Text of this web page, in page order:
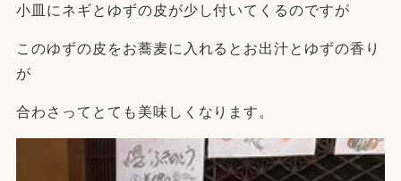
小皿にネギとゆずの皮が少し付いてくるのですが
このゆずの皮をお蕎麦に入れるとお出汁とゆずの香り
が
合わさってとても美味しくなります。